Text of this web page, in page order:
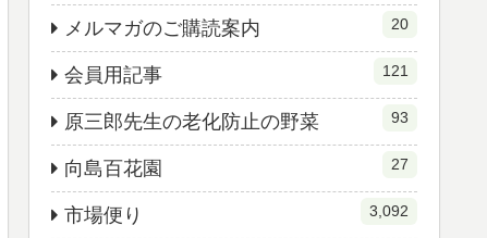
メルマガのご購読案内 20
会員用記事 121
原三郎先生の老化防止の野菜 93
向島百花園 27
市場便り 3,092